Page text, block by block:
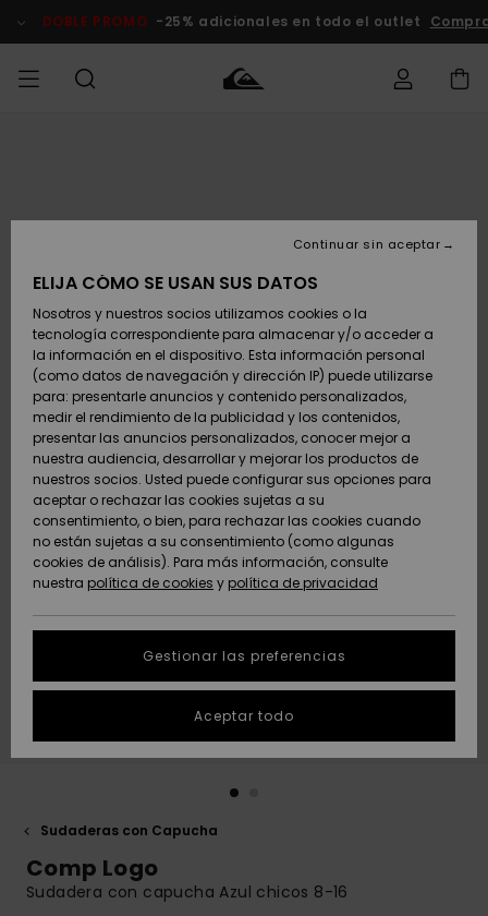
del
DOBLE PROMO -25% adicionales en todo el outlet
Zapatos y
chanclas
Surf
Snow
Novedades
Destacados
Zapatos y
chanclas
Surf
Snow
Novedades
Destacados
Destacados
Snow
SURF
Highlights
Comunidad
SNOW
Snow Niños
Tienda
Snow Mujer
Destacados
Comunidad
DOBLE
PROMO
Outlet
Mujer
AYUDA &
CONTACTO
Envio
Devoluciones
Pago
Tarjeta de
regalo
Quiksilver
Freedom
Protección de
datos
personales
Inicia una
conversación
más rápida a
SOSTENIBILIDAD
Sudaderas con Capucha
Comp Logo
Sudadera con capucha Azul chicos 8-16
ELIJA CÓMO SE USAN SUS DATOS
Nosotros y nuestros socios utilizamos cookies o la
tecnología correspondiente para almacenar y/o acceder a
la información en el dispositivo. Esta información personal
(como datos de navegación y dirección IP) puede utilizarse
para: presentarle anuncios y contenido personalizados,
medir el rendimiento de la publicidad y los contenidos,
presentar las anuncios personalizados, conocer mejor a
nuestra audiencia, desarrollar y mejorar los productos de
nuestros socios. Usted puede configurar sus opciones para
aceptar o rechazar las cookies sujetas a su
consentimiento, o bien, para rechazar las cookies cuando
no están sujetas a su consentimiento (como algunas
cookies de análisis). Para más información, consulte
nuestra política de cookies y política de privacidad
Gestionar las preferencias
Continuar sin aceptar
Aceptar todo